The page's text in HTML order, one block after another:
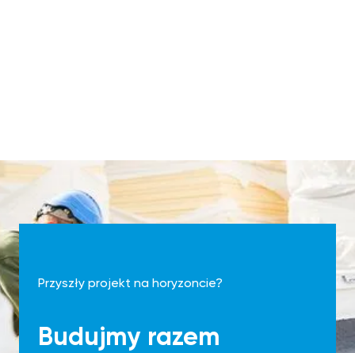
Przyszły projekt na horyzoncie?
Budujmy razem